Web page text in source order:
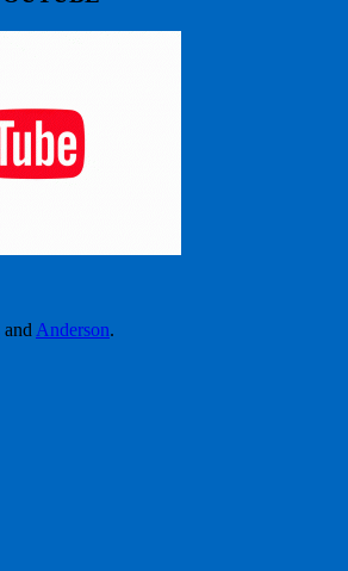
and Anderson.